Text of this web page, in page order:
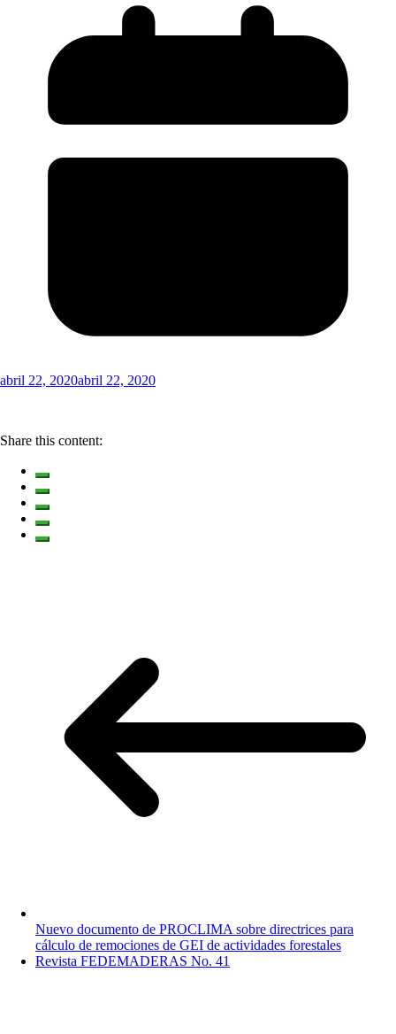
abril 22, 2020abril 22, 2020
Share this content:
Nuevo documento de PROCLIMA sobre directrices para
cálculo de remociones de GEI de actividades forestales
Revista FEDEMADERAS No. 41